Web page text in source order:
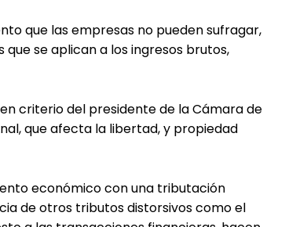
que las empresas no pueden sufragar,
se aplican a los ingresos brutos,
criterio del presidente de la Cámara de
que afecta la libertad, y propiedad
económico con una tributación
de otros tributos distorsivos como el